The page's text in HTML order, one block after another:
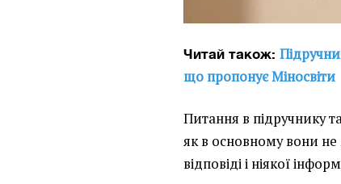
Читай також:
що пропонує Міносвіти
Питання в підручнику
як в основному вони
відповіді і ніякої